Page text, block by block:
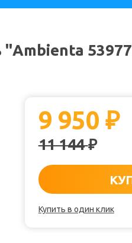
9 950 ₽
11 144₽
Купить в один клик